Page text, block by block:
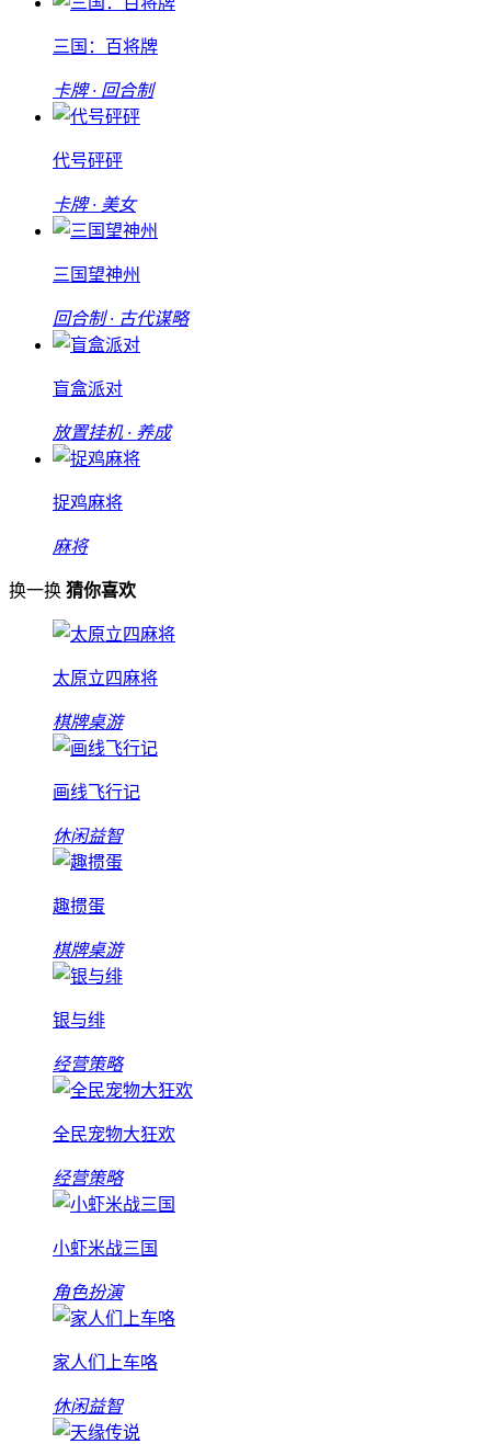
三国：百将牌
卡牌 · 回合制
代号砰砰
卡牌 · 美女
三国望神州
回合制 · 古代谋略
盲盒派对
放置挂机 · 养成
捉鸡麻将
麻将
换一换 猜你喜欢
太原立四麻将
棋牌桌游
画线飞行记
休闲益智
趣掼蛋
棋牌桌游
银与绯
经营策略
全民宠物大狂欢
经营策略
小虾米战三国
角色扮演
家人们上车咯
休闲益智